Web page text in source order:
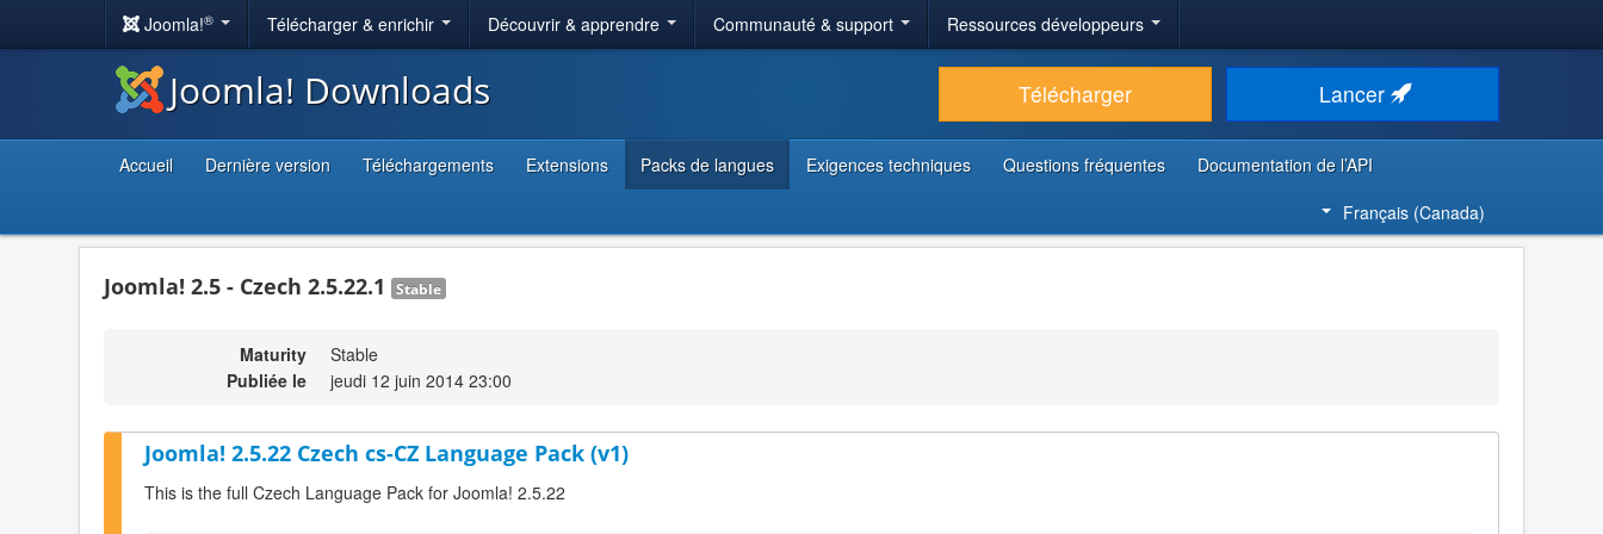
Joomla!® Télécharger & enrichir Découvrir & apprendre Communauté & support Ressources développeurs
Joomla! Downloads Télécharger Lancer
Accueil Dernière version Téléchargements Extensions Packs de langues Exigences techniques Questions fréquentes
Documentation de l’API
Français (Canada)
Joomla! 2.5 - Czech 2.5.22.1 Stable
Maturity
Stable
Publiée le
jeudi 12 juin 2014 23:00
Joomla! 2.5.22 Czech cs-CZ Language Pack (v1)
This is the full Czech Language Pack for Joomla! 2.5.22